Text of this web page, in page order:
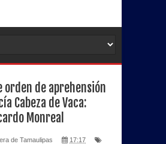
orden de aprehensión
Cabeza de Vaca:
Monreal
de Tamaulipas
17:17